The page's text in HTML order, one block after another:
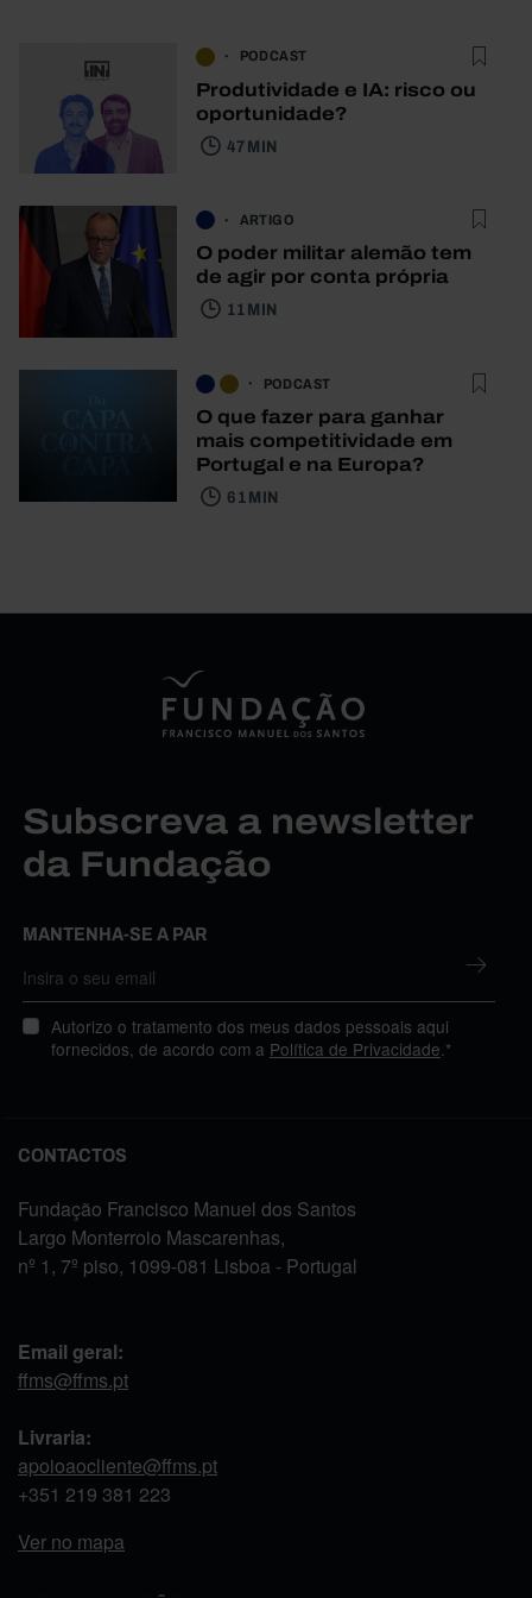
PODCAST
Produtividade e IA: risco ou
oportunidade?
47 MIN
ARTIGO
O poder militar alemão tem
de agir por conta própria
11 MIN
PODCAST
O que fazer para ganhar
mais competitividade em
Portugal e na Europa?
61 MIN
Subscreva a newsletter
da Fundação
MANTENHA-SE A PAR
Autorizo o tratamento dos meus dados pessoais aqui
fornecidos, de acordo com a Política de Privacidade .*
CONTACTOS
Fundação Francisco Manuel dos Santos
Largo Monterroio Mascarenhas,
nº 1, 7º piso, 1099-081 Lisboa - Portugal
Email geral:
ffms@ffms.pt
Livraria:
apoioaocliente@ffms.pt
+351 219 381 223
Ver no mapa